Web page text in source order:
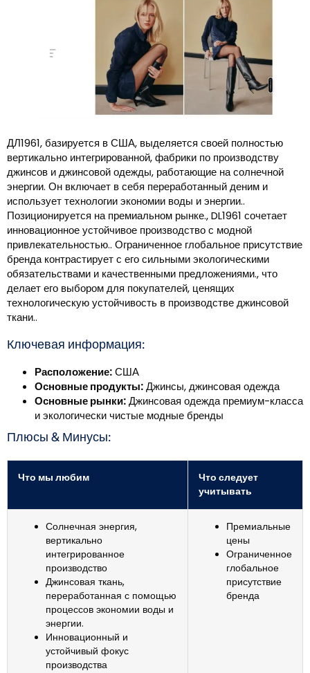
ДЛ1961, базируется в США, выделяется своей полностью
вертикально интегрированной, фабрики по производству
джинсов и джинсовой одежды, работающие на солнечной
энергии. Он включает в себя переработанный деним и
использует технологии экономии воды и энергии..
Позиционируется на премиальном рынке., DL1961 сочетает
инновационное устойчивое производство с модной
привлекательностью.. Ограниченное глобальное присутствие
бренда контрастирует с его сильными экологическими
обязательствами и качественными предложениями., что
делает его выбором для покупателей, ценящих
технологическую устойчивость в производстве джинсовой
ткани..
Ключевая информация:
Расположение:США
Основные продукты:Джинсы, джинсовая одежда
Основные рынки:Джинсовая одежда премиум-класса
и экологически чистые модные бренды
Плюсы & Минусы:
Что мы любим
Что следует
учитывать
Солнечная энергия,
вертикально
интегрированное
производство
Джинсовая ткань,
переработанная с помощью
процессов экономии воды и
энергии.
Инновационный и
устойчивый фокус
производства
Премиальные
цены
Ограниченное
глобальное
присутствие
бренда